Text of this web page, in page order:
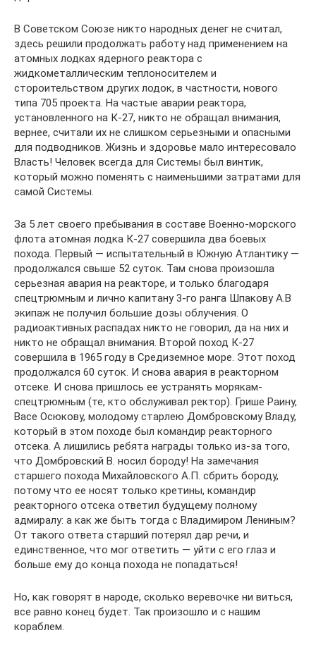
В Советском Союзе никто народных денег не считал,
здесь решили продолжать работу над применением на
атомных лодках ядерного реактора с
жидкометаллическим теплоносителем и
стороительством других лодок, в частности, нового
типа 705 проекта. На частые аварии реактора,
установленного на К-27, никто не обращал внимания,
вернее, считали их не слишком серьезными и опасными
для подводников. Жизнь и здоровье мало интересовало
Власть! Человек всегда для Системы был винтик,
который можно поменять с наименьшими затратами для
самой Системы.
За 5 лет своего пребывания в составе Военно-морского
флота атомная лодка К-27 совершила два боевых
похода. Первый — испытательный в Южную Атлантику —
продолжался свыше 52 суток. Там снова произошла
серьезная авария на реакторе, и только благодаря
спецтрюмным и лично капитану 3-го ранга Шпакову А.В
экипаж не получил большие дозы облучения. О
радиоактивных распадах никто не говорил, да на них и
никто не обращал внимания. Второй поход К-27
совершила в 1965 году в Средиземное море. Этот поход
продолжался 60 суток. И снова авария в реакторном
отсеке. И снова пришлось ее устранять морякам-
спецтрюмным (те, кто обслуживал ректор). Грише Раину,
Васе Осюкову, молодому старлею Домбровскому Владу,
который в этом походе был командир реакторного
отсека. А лишились ребята награды только из-за того,
что Домбровский В. носил бороду! На замечания
старшего похода Михайловского А.П. сбрить бороду,
потому что ее носят только кретины, командир
реакторного отсека ответил будущему полному
адмиралу: а как же быть тогда с Владимиром Лениным?
От такого ответа старший потерял дар речи, и
единственное, что мог ответить — уйти с его глаз и
больше ему до конца похода не попадаться!
Но, как говорят в народе, сколько веревочке ни виться,
все равно конец будет. Так произошло и с нашим
кораблем.